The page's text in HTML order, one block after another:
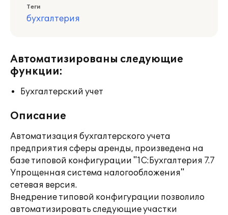
Теги
бухгалтерия
Автоматизированы следующие
функции:
Бухгалтерский учет
Описание
Автоматизация бухгалтерского учета
предприятия сферы аренды, произведена на
базе типовой конфигурации "1С:Бухгалтерия 7.7
Упрощенная система налогообложения"
сетевая версия.
Внедрение типовой конфигурации позволило
автоматизировать следующие участки